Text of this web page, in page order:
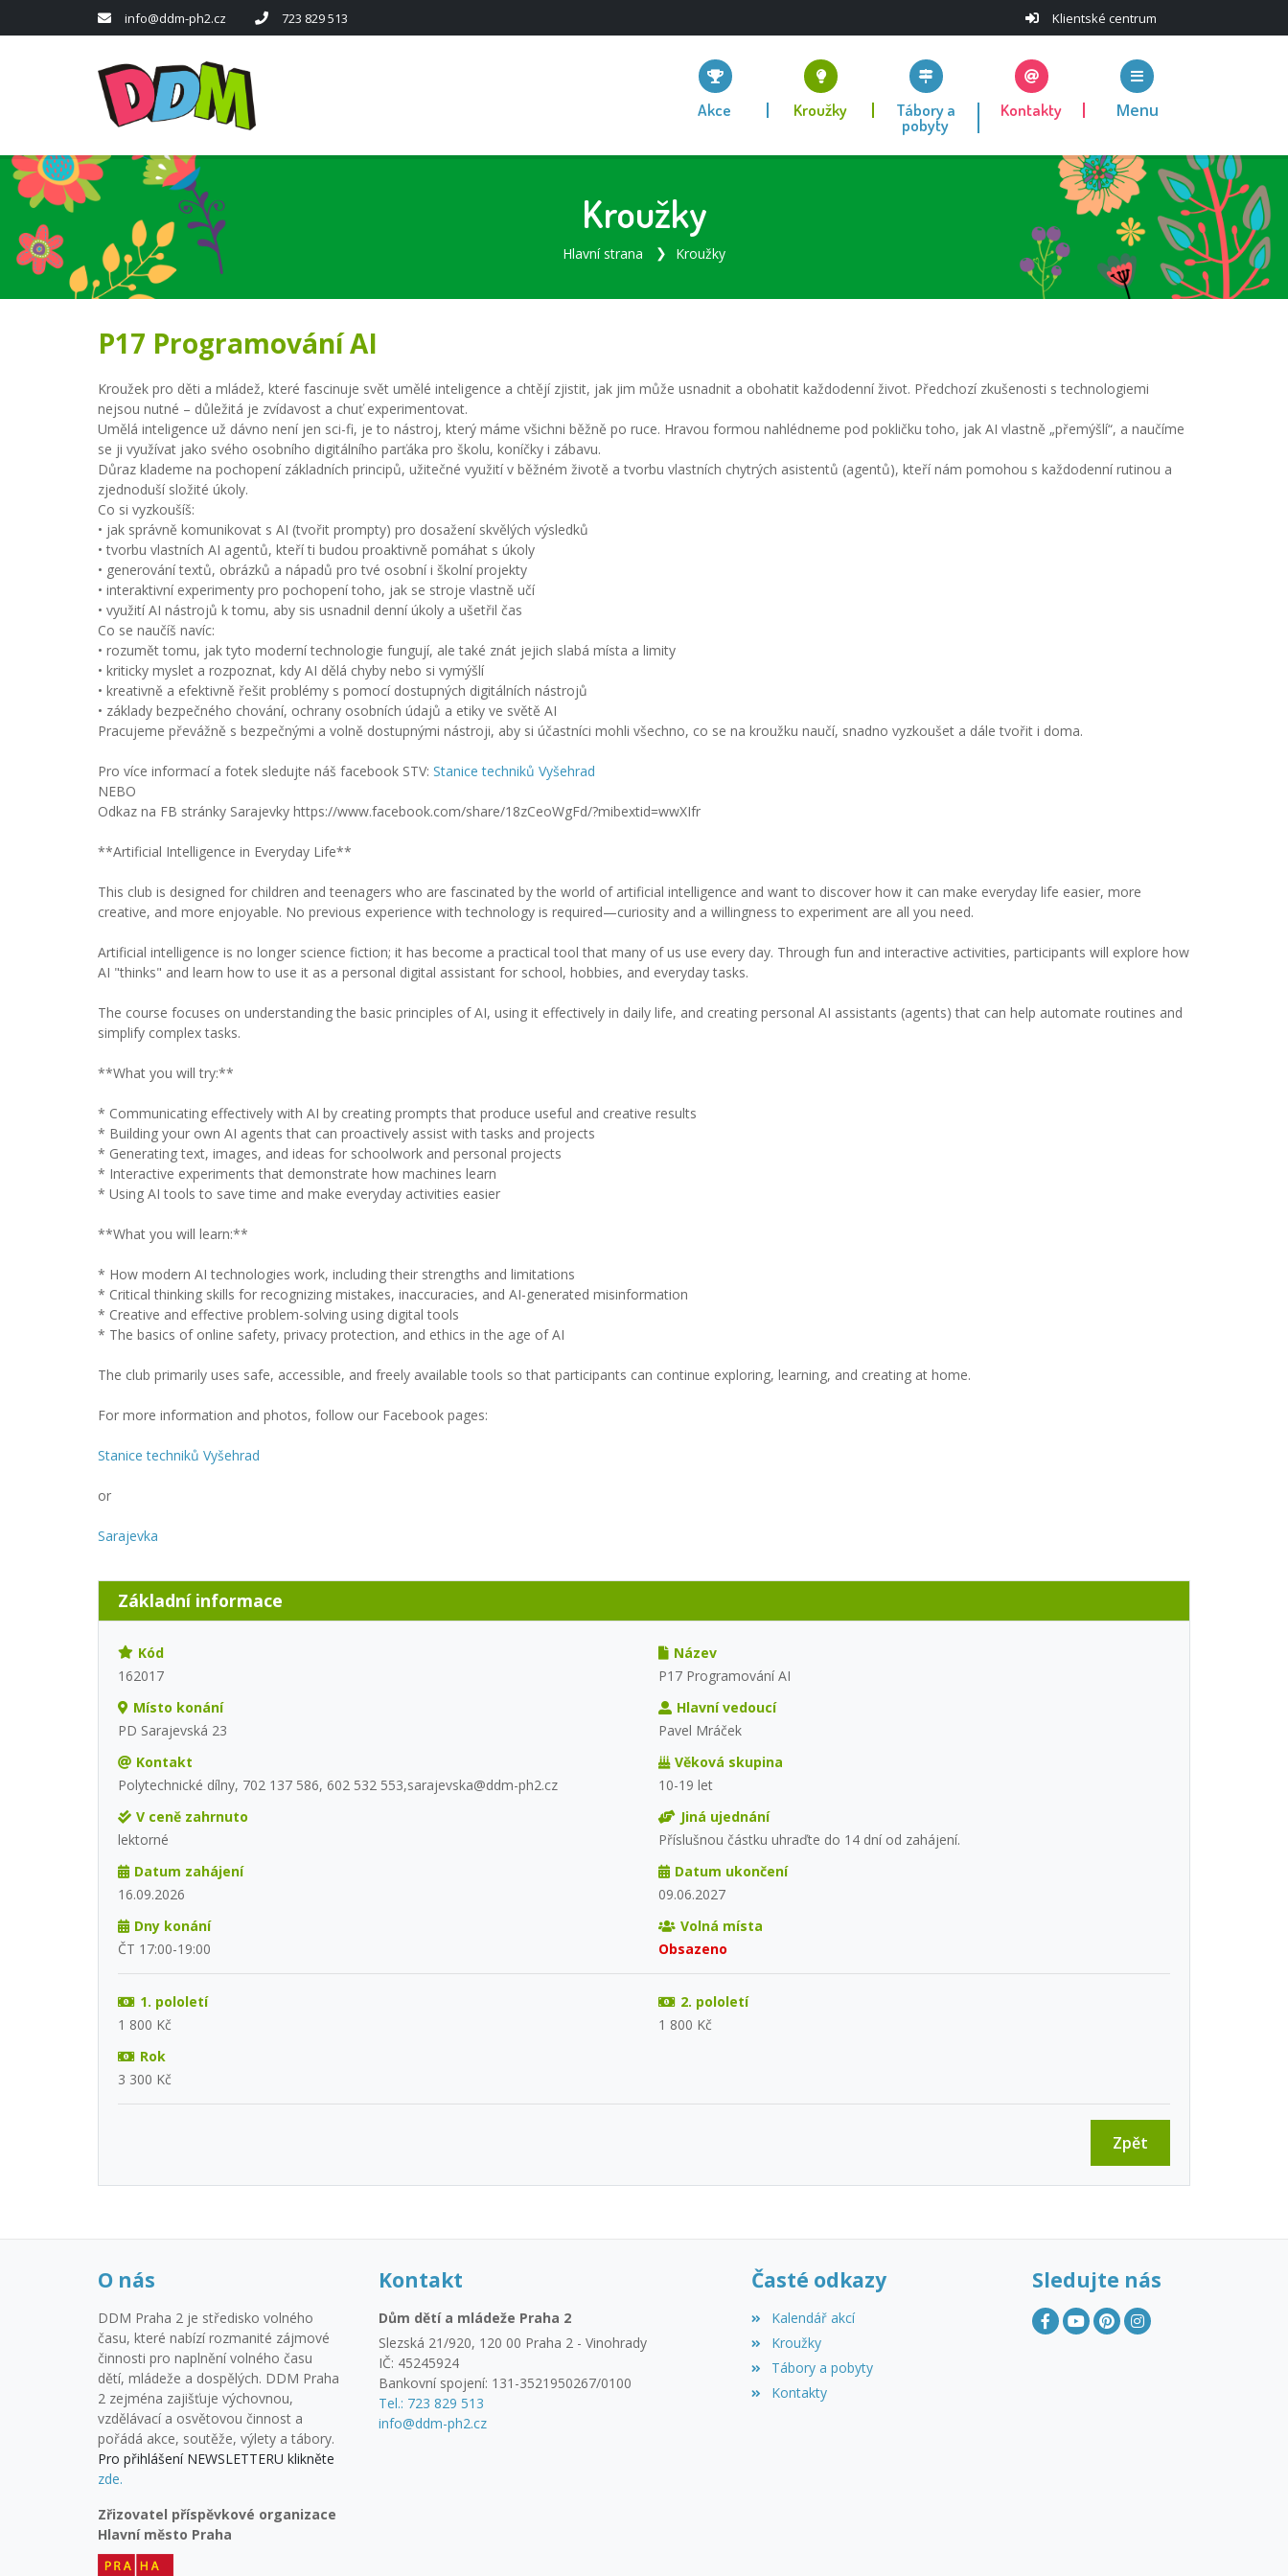
info@ddm-ph2.cz 723 829 513 Klientské centrum
Akce Kroužky Tábory a
pobyty
Kontakty Menu
Kroužky
Hlavní strana Kroužky
P17 Programování AI
Kroužek pro děti a mládež, které fascinuje svět umělé inteligence a chtějí zjistit, jak jim může usnadnit a obohatit každodenní život. Předchozí zkušenosti s technologiemi
nejsou nutné – důležitá je zvídavost a chuť experimentovat.
Umělá inteligence už dávno není jen sci-fi, je to nástroj, který máme všichni běžně po ruce. Hravou formou nahlédneme pod pokličku toho, jak AI vlastně „přemýšlí“, a naučíme
se ji využívat jako svého osobního digitálního parťáka pro školu, koníčky i zábavu.
Důraz klademe na pochopení základních principů, užitečné využití v běžném životě a tvorbu vlastních chytrých asistentů (agentů), kteří nám pomohou s každodenní rutinou a
zjednoduší složité úkoly.
Co si vyzkoušíš:
• jak správně komunikovat s AI (tvořit prompty) pro dosažení skvělých výsledků
• tvorbu vlastních AI agentů, kteří ti budou proaktivně pomáhat s úkoly
• generování textů, obrázků a nápadů pro tvé osobní i školní projekty
• interaktivní experimenty pro pochopení toho, jak se stroje vlastně učí
• využití AI nástrojů k tomu, aby sis usnadnil denní úkoly a ušetřil čas
Co se naučíš navíc:
• rozumět tomu, jak tyto moderní technologie fungují, ale také znát jejich slabá místa a limity
• kriticky myslet a rozpoznat, kdy AI dělá chyby nebo si vymýšlí
• kreativně a efektivně řešit problémy s pomocí dostupných digitálních nástrojů
• základy bezpečného chování, ochrany osobních údajů a etiky ve světě AI
Pracujeme převážně s bezpečnými a volně dostupnými nástroji, aby si účastníci mohli všechno, co se na kroužku naučí, snadno vyzkoušet a dále tvořit i doma.
Pro více informací a fotek sledujte náš facebook STV: Stanice techniků Vyšehrad
NEBO
Odkaz na FB stránky Sarajevky https://www.facebook.com/share/18zCeoWgFd/?mibextid=wwXIfr
**Artificial Intelligence in Everyday Life**
This club is designed for children and teenagers who are fascinated by the world of artificial intelligence and want to discover how it can make everyday life easier, more
creative, and more enjoyable. No previous experience with technology is required—curiosity and a willingness to experiment are all you need.
Artificial intelligence is no longer science fiction; it has become a practical tool that many of us use every day. Through fun and interactive activities, participants will explore how
AI "thinks" and learn how to use it as a personal digital assistant for school, hobbies, and everyday tasks.
The course focuses on understanding the basic principles of AI, using it effectively in daily life, and creating personal AI assistants (agents) that can help automate routines and
simplify complex tasks.
**What you will try:**
* Communicating effectively with AI by creating prompts that produce useful and creative results
* Building your own AI agents that can proactively assist with tasks and projects
* Generating text, images, and ideas for schoolwork and personal projects
* Interactive experiments that demonstrate how machines learn
* Using AI tools to save time and make everyday activities easier
**What you will learn:**
* How modern AI technologies work, including their strengths and limitations
* Critical thinking skills for recognizing mistakes, inaccuracies, and AI-generated misinformation
* Creative and effective problem-solving using digital tools
* The basics of online safety, privacy protection, and ethics in the age of AI
The club primarily uses safe, accessible, and freely available tools so that participants can continue exploring, learning, and creating at home.
For more information and photos, follow our Facebook pages:
Stanice techniků Vyšehrad
or
Sarajevka
Základní informace
Kód
162017
Název
P17 Programování AI
Místo konání
PD Sarajevská 23
Hlavní vedoucí
Pavel Mráček
Kontakt
Polytechnické dílny, 702 137 586, 602 532 553,sarajevska@ddm-ph2.cz
Věková skupina
10-19 let
V ceně zahrnuto
lektorné
Jiná ujednání
Příslušnou částku uhraďte do 14 dní od zahájení.
Datum zahájení
16.09.2026
Datum ukončení
09.06.2027
Dny konání
ČT 17:00-19:00
Volná místa
Obsazeno
1. pololetí
1 800 Kč
2. pololetí
1 800 Kč
Rok
3 300 Kč
Zpět
O nás
DDM Praha 2 je středisko volného
času, které nabízí rozmanité zájmové
činnosti pro naplnění volného času
dětí, mládeže a dospělých. DDM Praha
2 zejména zajišťuje výchovnou,
vzdělávací a osvětovou činnost a
pořádá akce, soutěže, výlety a tábory.
Pro přihlášení NEWSLETTERU klikněte
zde.
Zřizovatel příspěvkové organizace
Hlavní město Praha
Kontakt
Dům dětí a mládeže Praha 2
Slezská 21/920, 120 00 Praha 2 - Vinohrady
IČ: 45245924
Bankovní spojení: 131-3521950267/0100
Tel.: 723 829 513
info@ddm-ph2.cz
Časté odkazy
Kalendář akcí
Kroužky
Tábory a pobyty
Kontakty
Sledujte nás